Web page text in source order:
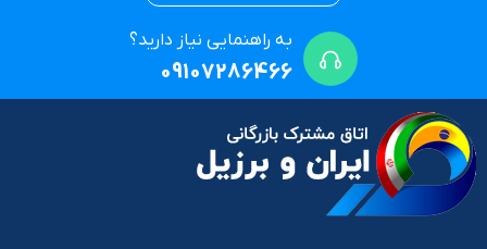
به راهنمایی نیاز دارید؟
09107286466